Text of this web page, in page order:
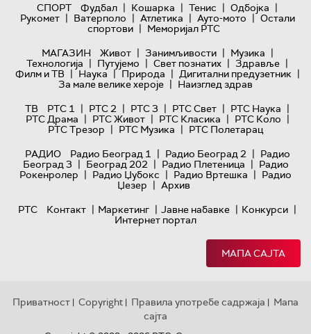
СПОРТ
Фудбал | Кошарка | Тенис | Одбојка |
Рукомет | Ватерполо | Атлетика | Ауто-мото | Остали
спортови | Меморијал РТС
МАГАЗИН
Живот | Занимљивости | Музика |
Технологијa | Путујемо | Свет познатих | Здравље |
Филм и ТВ | Наука | Природа | Дигитални предузетник |
За мале велике хероје | Наизглед здрав
ТВ
РТС 1 | РТС 2 | РТС 3 | РТС Свет | РТС Наука |
РТС Драма | РТС Живот | РТС Класика | РТС Коло |
РТС Трезор | РТС Музика | РТС Полетарац
РАДИО
Радио Београд 1 | Радио Београд 2 | Радио
Београд 3 | Београд 202 | Радио Плетеница | Радио
Рокенролер | Радио Џубокс | Радио Вртешка | Радио
Џезер | Архив
РТС
Контакт | Маркетинг | Јавне набавке | Конкурси |
Интернет портал
МАПА САЈТА
Приватност | Copyright | Правила употребе садржаја | Мапа
сајта